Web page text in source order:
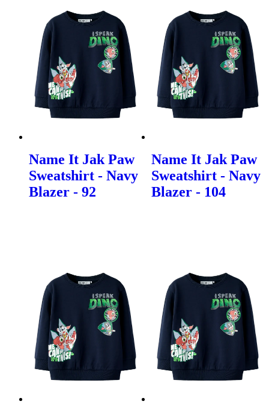
Name It Jak Paw
Sweatshirt - Navy
Blazer - 92
Name It Jak Paw
Sweatshirt - Navy
Blazer - 104